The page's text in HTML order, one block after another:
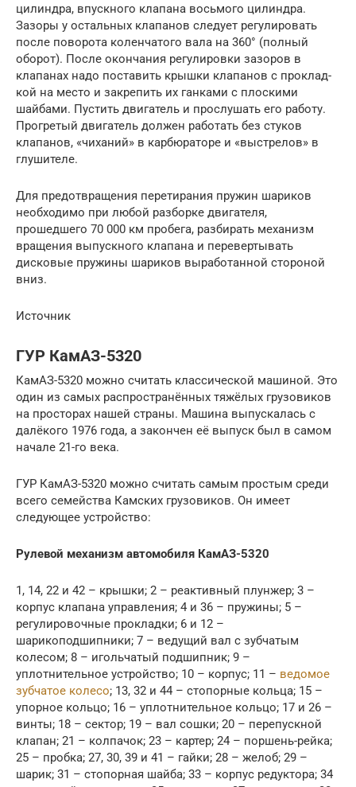
цилиндра, впускного клапана восьмого цилиндра.
Зазоры у остальных клапанов следует регулировать
после поворота колен­чатого вала на 360° (полный
оборот). После окончания регулировки зазоров в
клапанах надо поставить крышки клапанов с проклад­
кой на место и закрепить их ганками с плос­кими
шайбами. Пустить двигатель и прослу­шать его работу.
Прогретый двигатель дол­жен работать без стуков
клапанов, «чиха­ний» в карбюраторе и «выстрелов» в
глу­шителе.
Для предотвращения перетирания пружин шариков
необходимо при любой разборке двигателя,
прошедшего 70 000 км пробега, разбирать механизм
вращения выпускного клапана и перевертывать
дисковые пружины шариков выработанной стороной
вниз.
Источник
ГУР КамАЗ-5320
КамАЗ-5320 можно считать классической машиной. Это
один из самых распространённых тяжёлых грузовиков
на просторах нашей страны. Машина выпускалась с
далёкого 1976 года, а закончен её выпуск был в самом
начале 21-го века.
ГУР КамАЗ-5320 можно считать самым простым среди
всего семейства Камских грузовиков. Он имеет
следующее устройство:
Рулевой механизм автомобиля КамАЗ-5320
1, 14, 22 и 42 – крышки; 2 – реактивный плунжер; 3 –
корпус клапана управления; 4 и 36 – пружины; 5 –
регулировочные прокладки; 6 и 12 –
шарикоподшипники; 7 – ведущий вал с зубчатым
колесом; 8 – игольчатый подшипник; 9 –
уплотнительное устройство; 10 – корпус; 11 – ведомое
зубчатое колесо; 13, 32 и 44 – стопорные кольца; 15 –
упорное кольцо; 16 – уплотнительное кольцо; 17 и 26 –
винты; 18 – сектор; 19 – вал сошки; 20 – перепускной
клапан; 21 – колпачок; 23 – картер; 24 – поршень-рейка;
25 – пробка; 27, 30, 39 и 41 – гайки; 28 – желоб; 29 –
шарик; 31 – стопорная шайба; 33 – корпус редуктора; 34